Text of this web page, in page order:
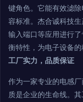
键角色。它能有效滤
容标准。杰合诚科技
输入端口等应用进行
衡特性，为电子设备的
工厂实力，品质保证
作为一家专业的电感
质是企业的生命线。